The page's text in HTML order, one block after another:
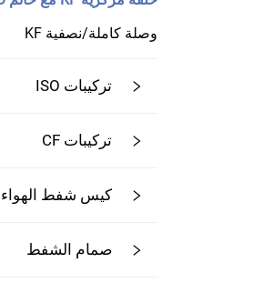
وصلة كاملة/نصفية KF
تركيبات ISO
تركيبات CF
كيس شفط الهواء
صمام الشفط